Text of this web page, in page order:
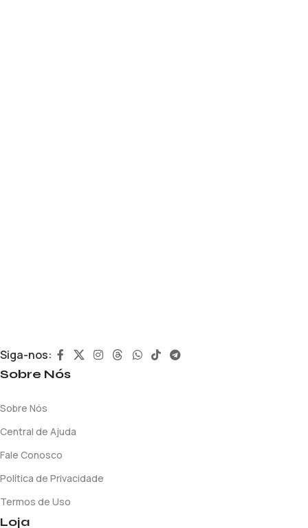
Siga-nos:
Sobre Nós
Sobre Nós
Central de Ajuda
Fale Conosco
Política de Privacidade
Termos de Uso
Loja